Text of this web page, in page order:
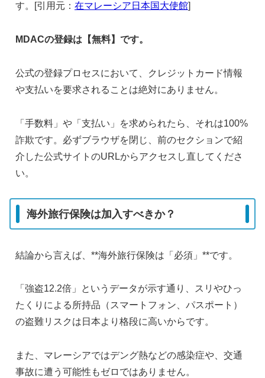
す。[引用元： 在マレーシア日本国大使館]
MDACの登録は【無料】です。
公式の登録プロセスにおいて、クレジットカード情報
や支払いを要求されることは絶対にありません。
「手数料」や「支払い」を求められたら、それは100%
詐欺です。必ずブラウザを閉じ、前のセクションで紹
介した公式サイトのURLからアクセスし直してくださ
い。
海外旅行保険は加入すべきか？
結論から言えば、**海外旅行保険は「必須」**です。
「強盗12.2倍」というデータが示す通り、スリやひっ
たくりによる所持品（スマートフォン、パスポート）
の盗難リスクは日本より格段に高いからです。
また、マレーシアではデング熱などの感染症や、交通
事故に遭う可能性もゼロではありません。